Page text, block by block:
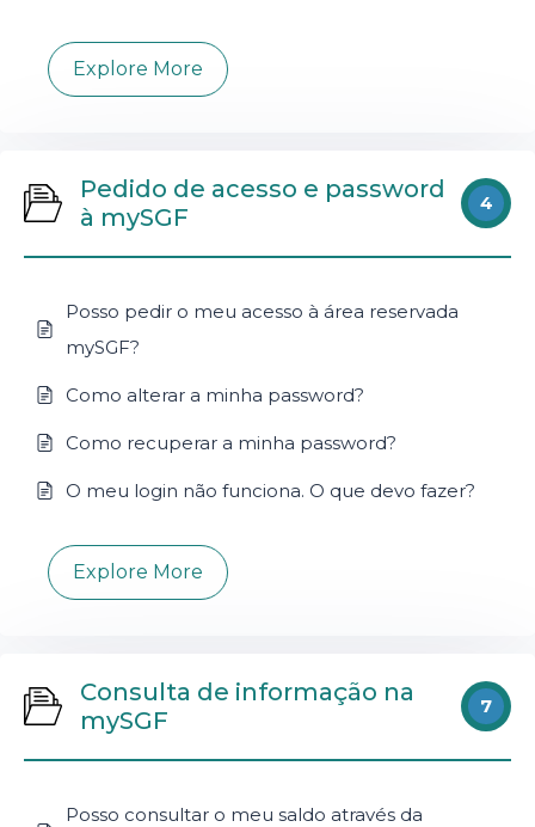
Explore More
Pedido de acesso e password
à mySGF
4
Posso pedir o meu acesso à área reservada
mySGF?
Como alterar a minha password?
Como recuperar a minha password?
O meu login não funciona. O que devo fazer?
Explore More
Consulta de informação na
mySGF
7
Posso consultar o meu saldo através da